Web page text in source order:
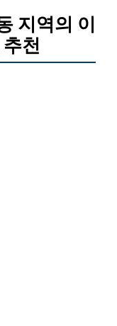
지역의 이
천